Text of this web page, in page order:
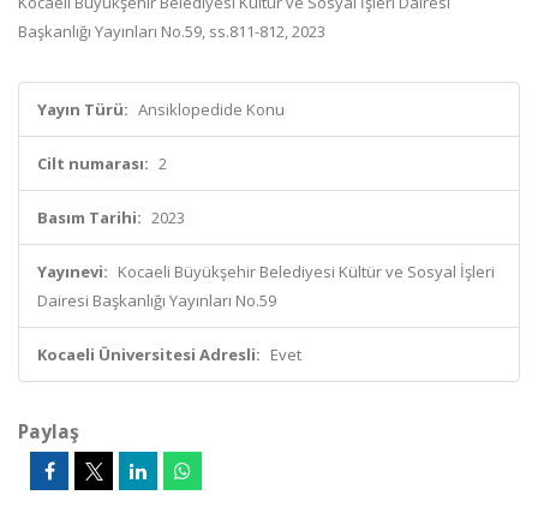
Başkanlığı Yayınları No.59, ss.811-812, 2023
Yayın Türü: Ansiklopedide Konu
Cilt numarası: 2
Basım Tarihi: 2023
Yayınevi: Kocaeli Büyükşehir Belediyesi Kültür ve Sosyal İşleri
Dairesi Başkanlığı Yayınları No.59
Kocaeli Üniversitesi Adresli: Evet
Paylaş